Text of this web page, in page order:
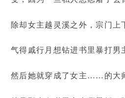
除却女主越灵溪之外，宗门上
气得戚行月想钻进书里暴打男
然后她就穿成了女主……的大